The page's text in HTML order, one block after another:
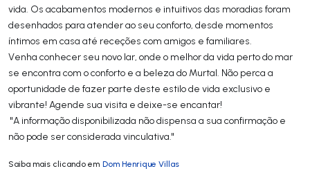
vida. Os acabamentos modernos e intuitivos das moradias foram
desenhados para atender ao seu conforto, desde momentos
íntimos em casa até receções com amigos e familiares.
Venha conhecer seu novo lar, onde o melhor da vida perto do mar
se encontra com o conforto e a beleza do Murtal. Não perca a
oportunidade de fazer parte deste estilo de vida exclusivo e
vibrante! Agende sua visita e deixe-se encantar!
"A informação disponibilizada não dispensa a sua confirmação e
não pode ser considerada vinculativa."
Saiba mais clicando em Dom Henrique Villas